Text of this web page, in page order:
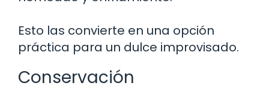
Esto las convierte en una opción
práctica para un dulce improvisado.
Conservación